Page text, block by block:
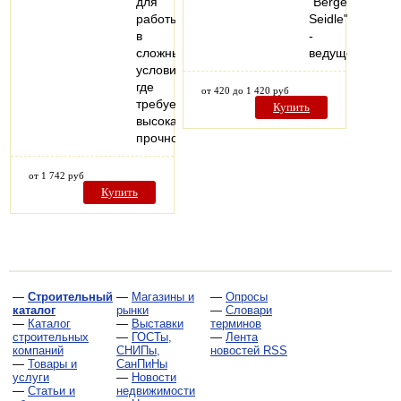
работы
в
сложных
условиях,
где
требуется
высокая
прочность…
от 1 742 руб
Купить
Seidle"
-
ведущего…
от 420 до 1 420 руб
Купить
— Строительный
каталог
— Каталог
строительных
компаний
— Товары и
услуги
— Статьи и
— Магазины и
рынки
— Выставки
— ГОСТы,
СНИПы,
СанПиНы
— Новости
недвижимости
— Опросы
— Словари
терминов
— Лента
новостей RSS